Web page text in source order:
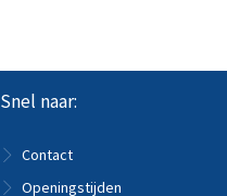
Snel naar:
Contact
Openingstijden